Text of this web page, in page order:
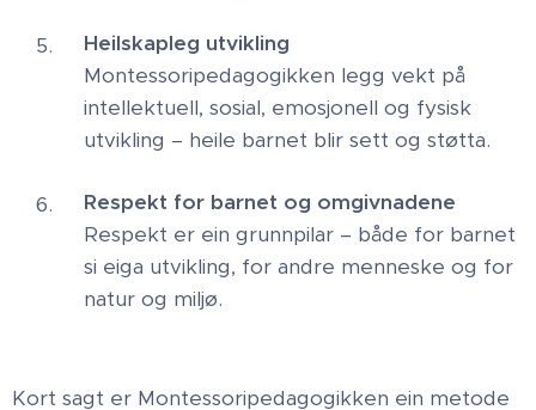
Heilskapleg utvikling
Montessoripedagogikken legg vekt på
intellektuell, sosial, emosjonell og fysisk
utvikling – heile barnet blir sett og støtta.
Respekt for barnet og omgivnadene
Respekt er ein grunnpilar – både for barnet
si eiga utvikling, for andre menneske og for
natur og miljø.
Kort sagt er Montessoripedagogikken ein metode